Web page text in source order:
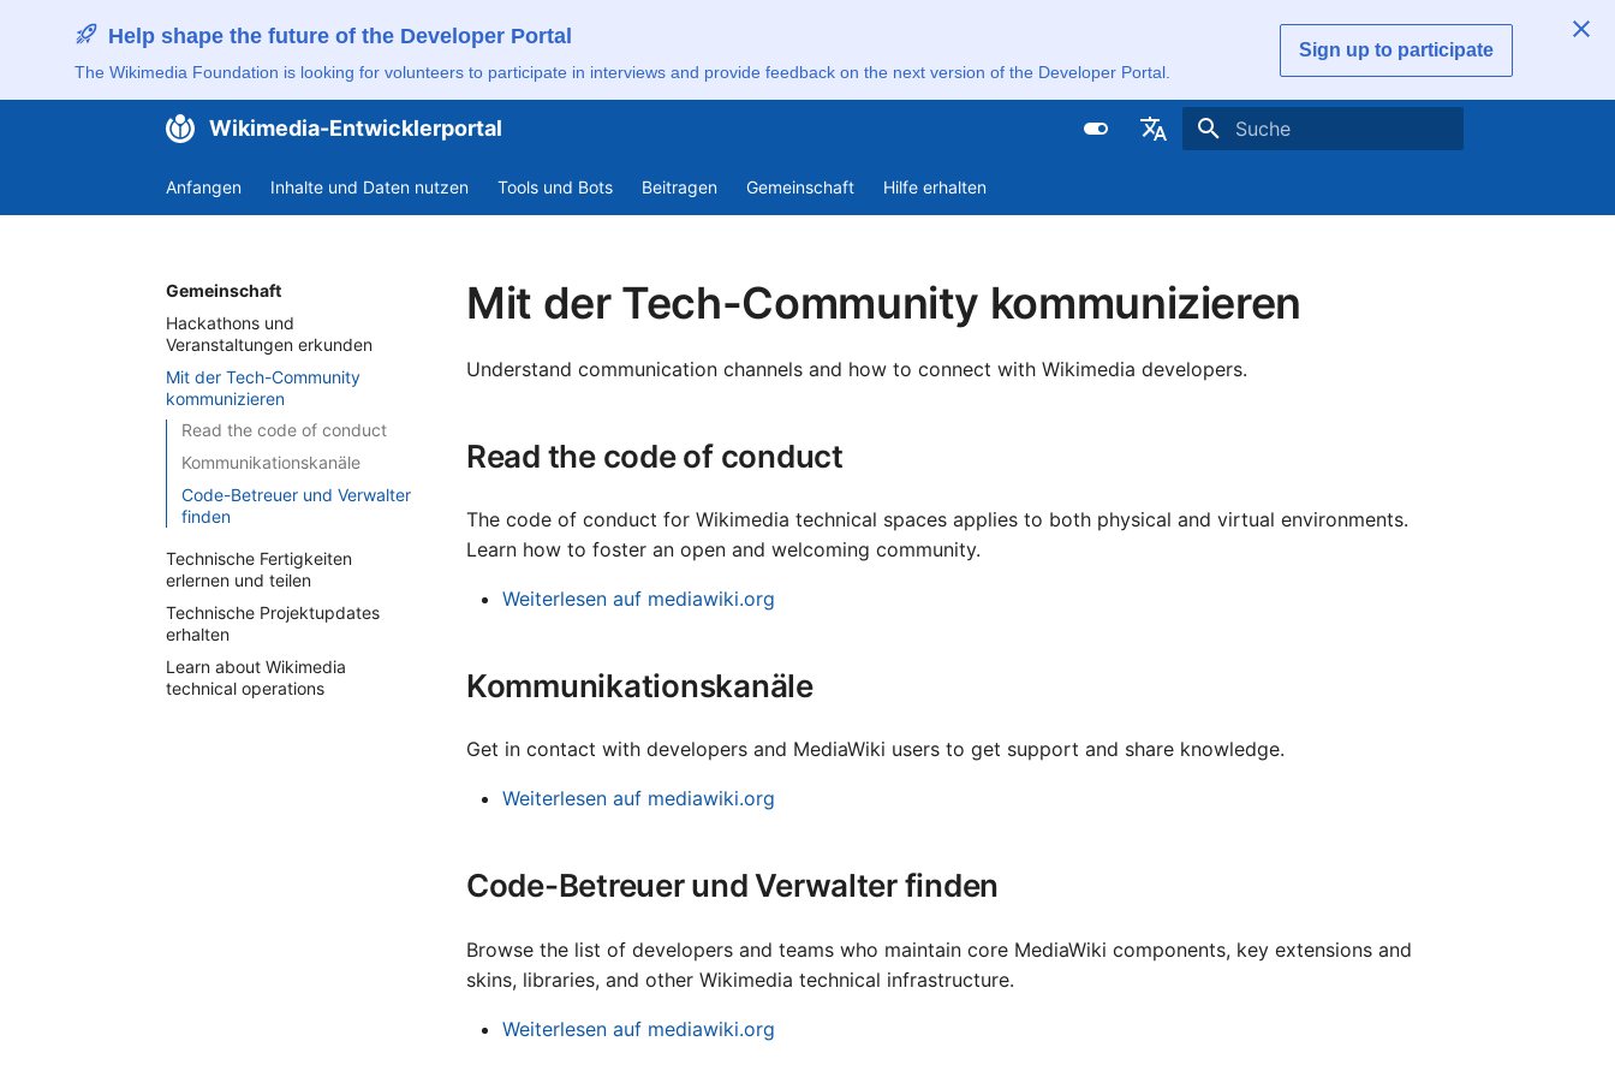
Help shape the future of the Developer Portal
The Wikimedia Foundation is looking for volunteers to participate in interviews and provide feedback on the next version of the Developer Portal.
Sign up to participate
Wikimedia-Entwicklerportal
Español
Français
Polski
Suomi
العربية
Anfangen Inhalte und Daten nutzen Tools und Bots Beitragen Gemeinschaft Hilfe erhalten
Gemeinschaft
Hackathons und
Veranstaltungen erkunden
Mit der Tech-Community
kommunizieren
Read the code of conduct
Kommunikationskanäle
Code-Betreuer und Verwalter
finden
Technische Fertigkeiten
erlernen und teilen
Technische Projektupdates
erhalten
Learn about Wikimedia
technical operations
Mit der Tech-Community kommunizieren
Understand communication channels and how to connect with Wikimedia developers.
Read the code of conduct
The code of conduct for Wikimedia technical spaces applies to both physical and virtual environments.
Learn how to foster an open and welcoming community.
Weiterlesen auf mediawiki.org
Kommunikationskanäle
Get in contact with developers and MediaWiki users to get support and share knowledge.
Weiterlesen auf mediawiki.org
Code-Betreuer und Verwalter finden
Browse the list of developers and teams who maintain core MediaWiki components, key extensions and
skins, libraries, and other Wikimedia technical infrastructure.
Weiterlesen auf mediawiki.org